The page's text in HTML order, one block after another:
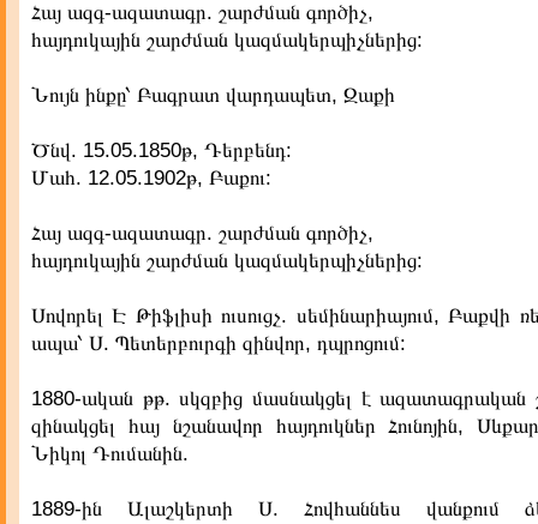
Հայ ազգ-ազատագր. շարժման գործիչ,
հայդուկային շարժման կազմակերպիչներից:
Նույն ինքը՝ Բագրատ վարդապետ, Զաքի
Ծնվ. 15.05.1850թ, Դերբենդ:
Մահ. 12.05.1902թ, Բաքու:
Հայ ազգ-ազատագր. շարժման գործիչ,
հայդուկային շարժման կազմակերպիչներից:
Սովորել Է Թիֆլիսի ուսուցչ. սեմինարիայում, Բաքվի
ապա՝ Ս. Պետերբուրգի զինվոր, դպրոցում:
1880-ական թթ. սկզբից մասնակցել է ազատագրական
զինակցել հայ նշանավոր հայդուկներ Հունոյին,
Նիկոլ Դումանին.
1889-ին Ալաշկերտի Ս. Հովհաննես վանքում